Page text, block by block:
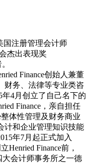
国注册管理会计师
杰出表现奖
Finance创始人兼董
财务、法律等专业类咨
年4月创立了自己名下的
Finance，亲自担任
整体性管理及财务商业
计和企业管理知识技能
年7月起正式加入
Henried Finance前，
大会计师事务所之一德